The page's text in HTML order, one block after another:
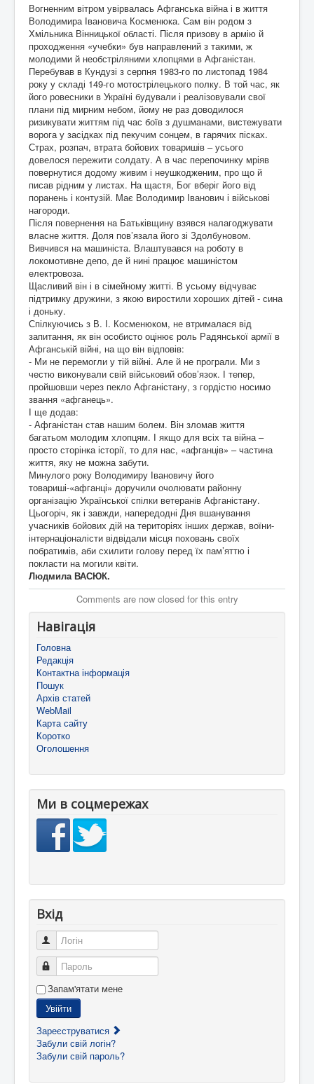
Вогненним вітром увірвалась Афганська війна і в життя
Володимира Івановича Косменюка. Сам він родом з
Хмільника Вінницької області. Після призову в армію й
проходження «учебки» був направлений з такими, ж
молодими й необстріляними хлопцями в Афганістан.
Перебував в Кундузі з серпня 1983-го по листопад 1984
року у складі 149-го мотострілецького полку. В той час, як
його ровесники в Україні будували і реалізовували свої
плани під мирним небом, йому не раз доводилося
ризикувати життям під час боїв з душманами, вистежувати
ворога у засідках під пекучим сонцем, в гарячих пісках.
Страх, розпач, втрата бойових товаришів – усього
довелося пережити солдату. А в час перепочинку мріяв
повернутися додому живим і неушкодженим, про що й
писав рідним у листах. На щастя, Бог вберіг його від
поранень і контузій. Має Володимир Іванович і військові
нагороди.
Після повернення на Батьківщину взявся налагоджувати
власне життя. Доля пов’язала його зі Здолбуновом.
Вивчився на машиніста. Влаштувався на роботу в
локомотивне депо, де й нині працює машиністом
електровоза.
Щасливий він і в сімейному житті. В усьому відчуває
підтримку дружини, з якою виростили хороших дітей - сина
і доньку.
Спілкуючись з В. І. Косменюком, не втрималася від
запитання, як він особисто оцінює роль Радянської армії в
Афганській війні, на що він відповів:
- Ми не перемогли у тій війні. Але й не програли. Ми з
честю виконували свій військовий обов’язок. І тепер,
пройшовши через пекло Афганістану, з гордістю носимо
звання «афганець».
І ще додав:
- Афганістан став нашим болем. Він зломав життя
багатьом молодим хлопцям. І якщо для всіх та війна –
просто сторінка історії, то для нас, «афганців» – частина
життя, яку не можна забути.
Минулого року Володимиру Івановичу його
товариші-«афганці» доручили очолювати районну
організацію Української спілки ветеранів Афганістану.
Цьогоріч, як і завжди, напередодні Дня вшанування
учасників бойових дій на територіях інших держав, воїни-
інтернаціоналісти відвідали місця поховань своїх
побратимів, аби схилити голову перед їх пам’яттю і
покласти на могили квіти.
Людмила ВАСЮК.
Comments are now closed for this entry
Навігація
Головна
Редакція
Контактна інформація
Пошук
Архів статей
WebMail
Карта сайту
Коротко
Оголошення
Ми в соцмережах
Вхід
Логін
Пароль
Запам'ятати мене
Увійти
Зареєструватися
Забули свій логін?
Забули свій пароль?